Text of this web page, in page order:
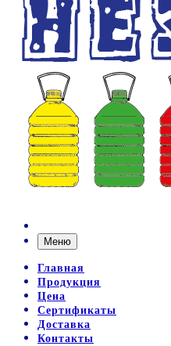
Меню
Главная
Продукция
Цена
Сертификаты
Доставка
Контакты